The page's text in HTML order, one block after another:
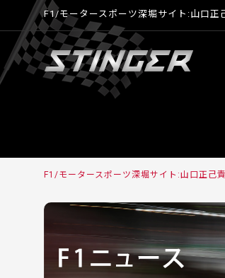
F1/モータースポーツ深堀サイト:山口正
F1/モータースポーツ深堀サイト:山口正己